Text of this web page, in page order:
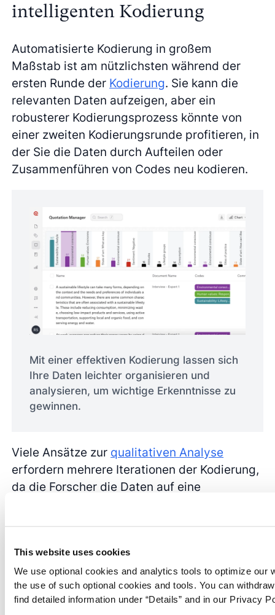
This website uses cookies
We use optional cookies and analytics tools to optimize our
the use of such optional cookies and tools. You can
find detailed information under “Details” and in our Privacy
intelligenten Kodierung
Automatisierte Kodierung in großem
Maßstab ist am nützlichsten während der
ersten Runde der Kodierung. Sie kann die
relevanten Daten aufzeigen, aber ein
robusterer Kodierungsprozess könnte von
einer zweiten Kodierungsrunde profitieren, in
der Sie die Daten durch Aufteilen oder
Zusammenführen von Codes neu kodieren.
Mit einer effektiven Kodierung lassen sich
Ihre Daten leichter organisieren und
analysieren, um wichtige Erkenntnisse zu
gewinnen.
Viele Ansätze zur qualitativen Analyse
erfordern mehrere Iterationen der Kodierung,
da die Forscher die Daten auf eine
Kodes zueinander in Beziehung stehen und
welche anderen Wörter und Ausdrücke in
Ihren Daten mit Ihren Kodes in Verbindung
stehen könnten. Nutzen Sie dann die Auto-